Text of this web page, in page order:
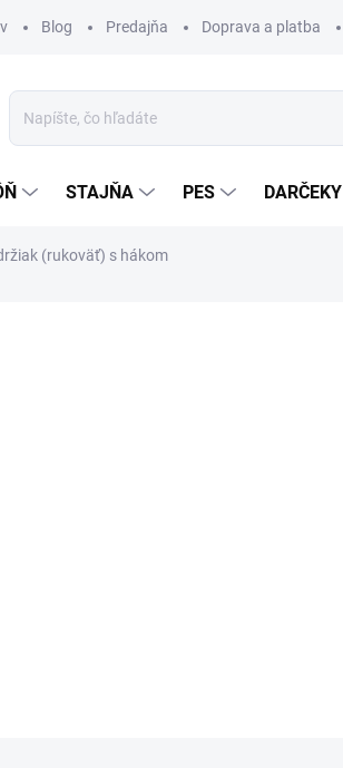
Blog Predajňa Doprava a platba
STAJŇA PES DARČEKY
(rukoväť) s hákom